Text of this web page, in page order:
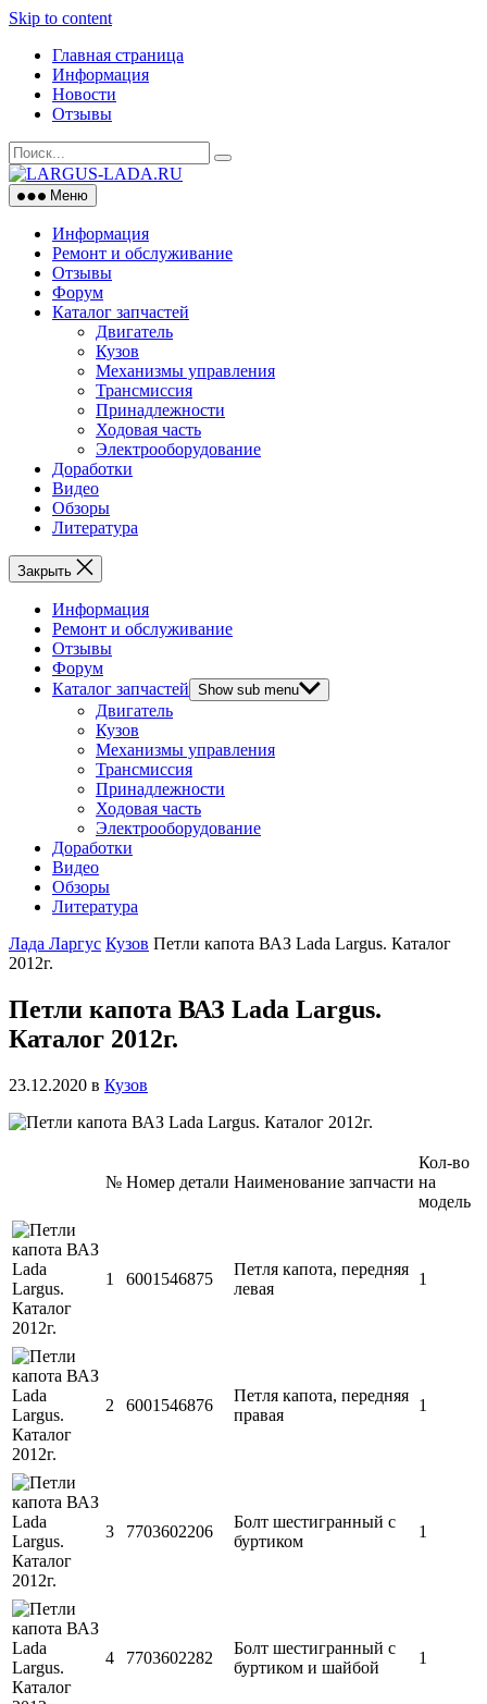
Skip to content
Главная страница
Информация
Новости
Отзывы
Меню
Информация
Ремонт и обслуживание
Отзывы
Форум
Каталог запчастей
Двигатель
Кузов
Механизмы управления
Трансмиссия
Принадлежности
Ходовая часть
Электрооборудование
Доработки
Видео
Обзоры
Литература
Закрыть
Информация
Ремонт и обслуживание
Отзывы
Форум
Каталог запчастей Show sub menu
Двигатель
Кузов
Механизмы управления
Трансмиссия
Принадлежности
Ходовая часть
Электрооборудование
Доработки
Видео
Обзоры
Литература
Лада Ларгус Кузов Петли капота ВАЗ Lada Largus. Каталог
2012г.
Петли капота ВАЗ Lada Largus.
Каталог 2012г.
23.12.2020 в Кузов
№ Номер детали Наименование запчасти
Кол-во
на
модель
1 6001546875
Петля капота, передняя
левая
1
2 6001546876
Петля капота, передняя
правая
1
3 7703602206
Болт шестигранный с
буртиком
1
4 7703602282
Болт шестигранный с
буртиком и шайбой
1